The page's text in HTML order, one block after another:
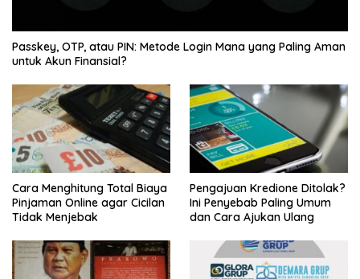
Passkey, OTP, atau PIN: Metode Login Mana yang Paling Aman
untuk Akun Finansial?
Cara Menghitung Total Biaya
Pinjaman Online agar Cicilan
Tidak Menjebak
Pengajuan Kredione Ditolak?
Ini Penyebab Paling Umum
dan Cara Ajukan Ulang